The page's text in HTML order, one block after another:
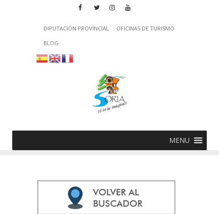
DIPUTACIÓN PROVINCIAL
OFICINAS DE TURISMO
BLOG
MENU